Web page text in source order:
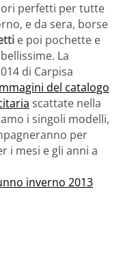
perfetti per tutte
e da sera, borse
e poi pochette e
La
di Carpisa
del catalogo
scattate nella
i singoli modelli,
per
i mesi e gli anni a
inverno 2013